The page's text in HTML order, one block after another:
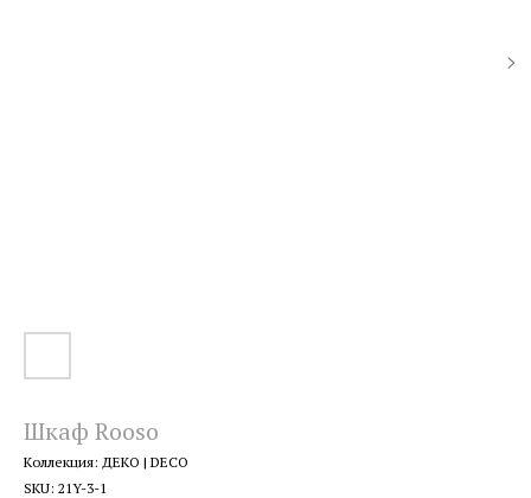
Шкаф Rooso
Коллекция: ДЕКО | DECO
SKU: 21Y-3-1